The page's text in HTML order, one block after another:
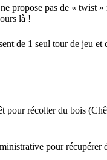
propose pas de « twist
là !
de 1 seul tour de jeu et
pour récolter du bois
pour récupérer